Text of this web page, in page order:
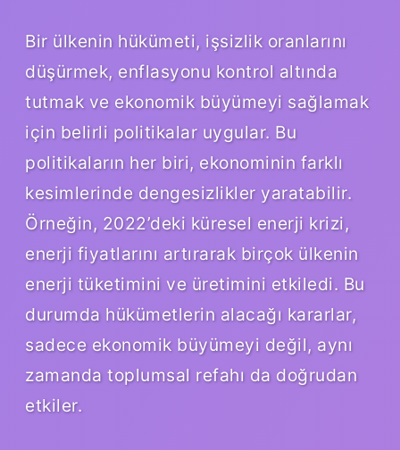
Bir ülkenin hükümeti, işsizlik oranlarını
düşürmek, enflasyonu kontrol altında
tutmak ve ekonomik büyümeyi sağlamak
için belirli politikalar uygular. Bu
politikaların her biri, ekonominin farklı
kesimlerinde dengesizlikler yaratabilir.
Örneğin, 2022’deki küresel enerji krizi,
enerji fiyatlarını artırarak birçok ülkenin
enerji tüketimini ve üretimini etkiledi. Bu
durumda hükümetlerin alacağı kararlar,
sadece ekonomik büyümeyi değil, aynı
zamanda toplumsal refahı da doğrudan
etkiler.